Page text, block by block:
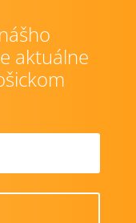
aktuálne